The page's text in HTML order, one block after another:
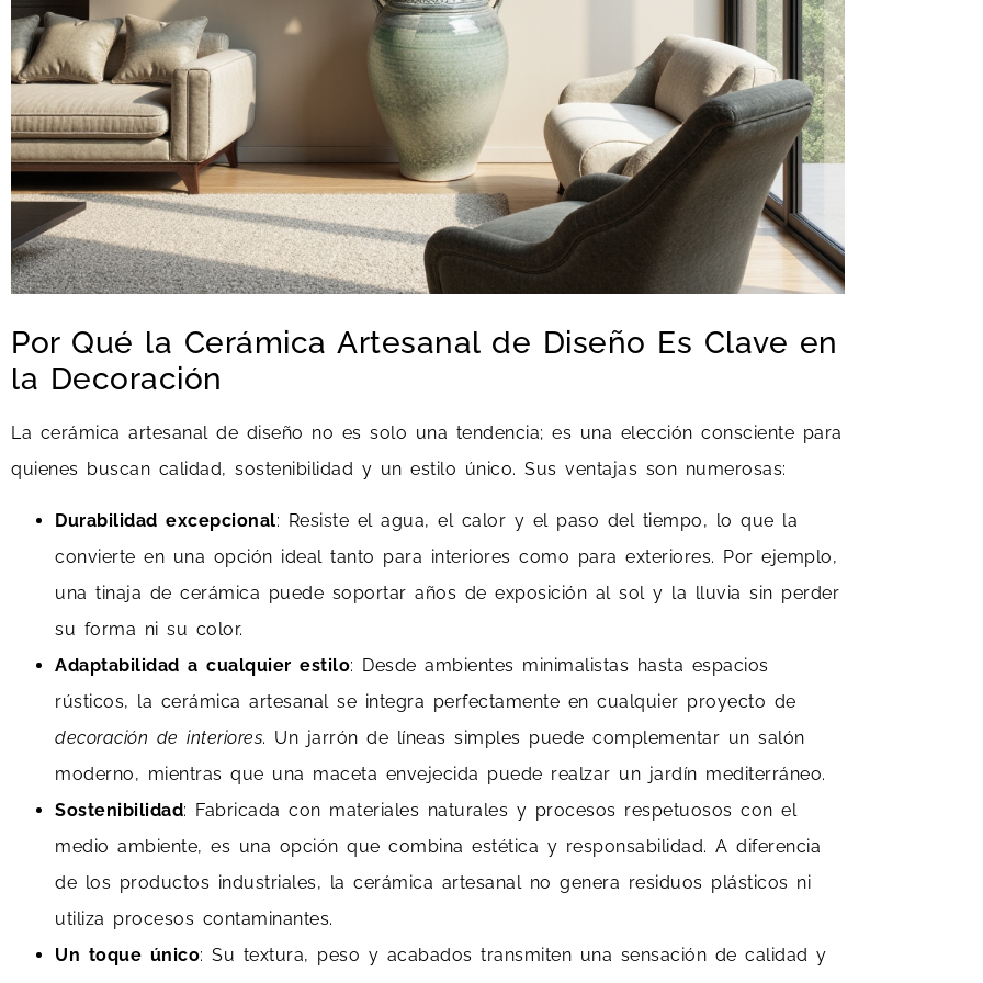
Por Qué la Cerámica Artesanal de Diseño Es Clave en
la Decoración
La cerámica artesanal de diseño no es solo una tendencia; es una elección consciente para
quienes buscan calidad, sostenibilidad y un estilo único. Sus ventajas son numerosas:
Durabilidad excepcional: Resiste el agua, el calor y el paso del tiempo, lo que la
convierte en una opción ideal tanto para interiores como para exteriores. Por ejemplo,
una tinaja de cerámica puede soportar años de exposición al sol y la lluvia sin perder
su forma ni su color.
Adaptabilidad a cualquier estilo: Desde ambientes minimalistas hasta espacios
rústicos, la cerámica artesanal se integra perfectamente en cualquier proyecto de
decoración de interiores. Un jarrón de líneas simples puede complementar un salón
moderno, mientras que una maceta envejecida puede realzar un jardín mediterráneo.
Sostenibilidad: Fabricada con materiales naturales y procesos respetuosos con el
medio ambiente, es una opción que combina estética y responsabilidad. A diferencia
de los productos industriales, la cerámica artesanal no genera residuos plásticos ni
utiliza procesos contaminantes.
Un toque único: Su textura, peso y acabados transmiten una sensación de calidad y